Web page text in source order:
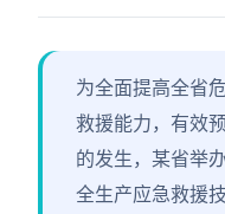
为全面提高全省
救援能力，有效
的发生，某省举
全生产应急救援